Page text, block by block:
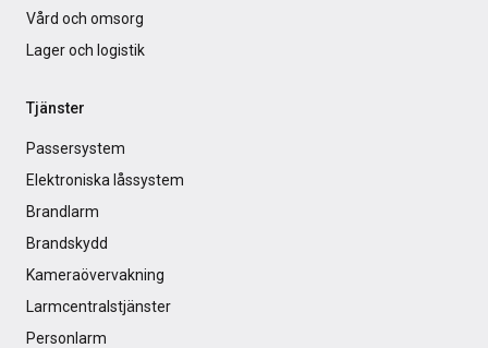
Vård och omsorg
Lager och logistik
Tjänster
Passersystem
Elektroniska låssystem
Brandlarm
Brandskydd
Kameraövervakning
Larmcentralstjänster
Personlarm